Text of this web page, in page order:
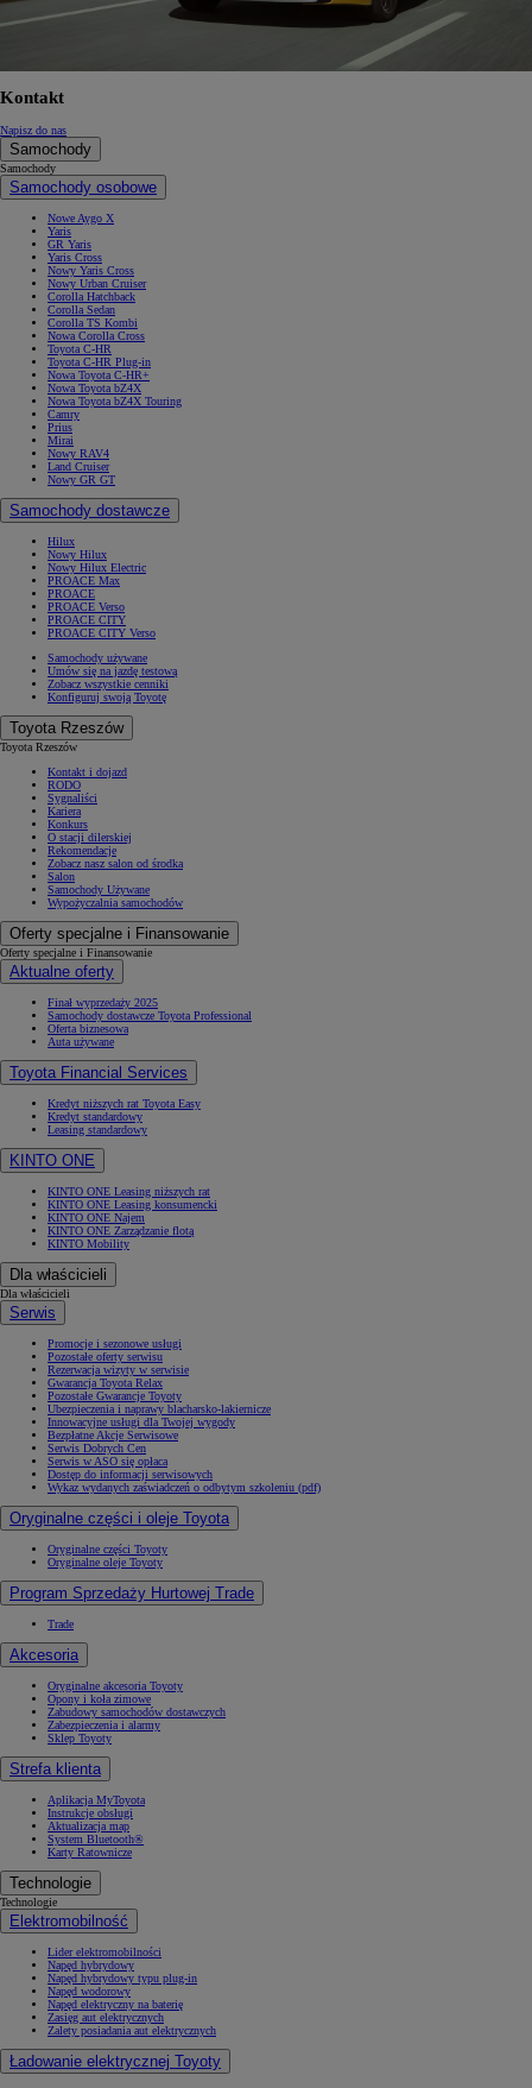
Kontakt
Napisz do nas
Samochody
Samochody
Samochody osobowe
Nowe Aygo X
Yaris
GR Yaris
Yaris Cross
Nowy Yaris Cross
Nowy Urban Cruiser
Corolla Hatchback
Corolla Sedan
Corolla TS Kombi
Nowa Corolla Cross
Toyota C-HR
Toyota C-HR Plug-in
Nowa Toyota C-HR+
Nowa Toyota bZ4X
Nowa Toyota bZ4X Touring
Camry
Prius
Mirai
Nowy RAV4
Land Cruiser
Nowy GR GT
Samochody dostawcze
Hilux
Nowy Hilux
Nowy Hilux Electric
PROACE Max
PROACE
PROACE Verso
PROACE CITY
PROACE CITY Verso
Samochody używane
Umów się na jazdę testową
Zobacz wszystkie cenniki
Konfiguruj swoją Toyotę
Toyota Rzeszów
Toyota Rzeszów
Kontakt i dojazd
RODO
Sygnaliści
Kariera
Konkurs
O stacji dilerskiej
Rekomendacje
Zobacz nasz salon od środka
Salon
Samochody Używane
Wypożyczalnia samochodów
Oferty specjalne i Finansowanie
Oferty specjalne i Finansowanie
Aktualne oferty
Finał wyprzedaży 2025
Samochody dostawcze Toyota Professional
Oferta biznesowa
Auta używane
Toyota Financial Services
Kredyt niższych rat Toyota Easy
Kredyt standardowy
Leasing standardowy
KINTO ONE
KINTO ONE Leasing niższych rat
KINTO ONE Leasing konsumencki
KINTO ONE Najem
KINTO ONE Zarządzanie flotą
KINTO Mobility
Dla właścicieli
Dla właścicieli
Serwis
Promocje i sezonowe usługi
Pozostałe oferty serwisu
Rezerwacja wizyty w serwisie
Gwarancja Toyota Relax
Pozostałe Gwarancje Toyoty
Ubezpieczenia i naprawy blacharsko-lakiernicze
Innowacyjne usługi dla Twojej wygody
Bezpłatne Akcje Serwisowe
Serwis Dobrych Cen
Serwis w ASO się opłaca
Dostęp do informacji serwisowych
Wykaz wydanych zaświadczeń o odbytym szkoleniu (pdf)
Oryginalne części i oleje Toyota
Oryginalne części Toyoty
Oryginalne oleje Toyoty
Program Sprzedaży Hurtowej Trade
Trade
Akcesoria
Oryginalne akcesoria Toyoty
Opony i koła zimowe
Zabudowy samochodów dostawczych
Zabezpieczenia i alarmy
Sklep Toyoty
Strefa klienta
Aplikacja MyToyota
Instrukcje obsługi
Aktualizacja map
System Bluetooth®
Karty Ratownicze
Technologie
Technologie
Elektromobilność
Lider elektromobilności
Napęd hybrydowy
Napęd hybrydowy typu plug-in
Napęd wodorowy
Napęd elektryczny na baterię
Zasięg aut elektrycznych
Zalety posiadania aut elektrycznych
Ładowanie elektrycznej Toyoty